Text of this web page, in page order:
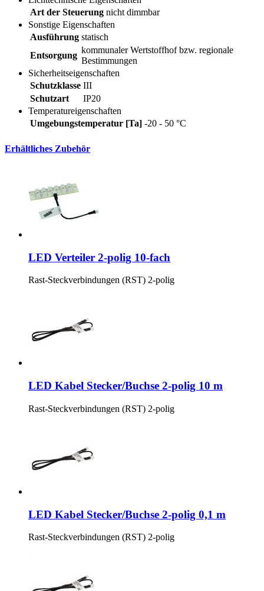
Art der Steuerung nicht dimmbar
Sonstige Eigenschaften
Ausführung statisch
Entsorgung
kommunaler Wertstoffhof bzw. regionale
Bestimmungen
Sicherheitseigenschaften
Schutzklasse III
Schutzart
IP20
Temperatureigenschaften
Umgebungstemperatur [Ta] -20 - 50 °C
Erhältliches Zubehör
LED Verteiler 2-polig 10-fach
Rast-Steckverbindungen (RST) 2-polig
LED Kabel Stecker/Buchse 2-polig 10 m
Rast-Steckverbindungen (RST) 2-polig
LED Kabel Stecker/Buchse 2-polig 0,1 m
Rast-Steckverbindungen (RST) 2-polig